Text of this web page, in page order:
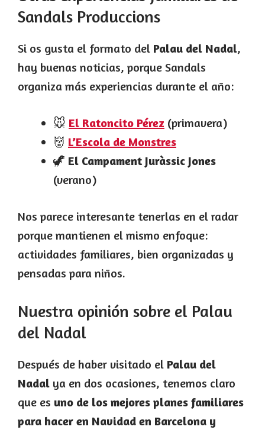
Sandals Produccions
Si os gusta el formato del Palau del Nadal,
hay buenas noticias, porque Sandals
organiza más experiencias durante el año:
🐭 El Ratoncito Pérez (primavera)
👹 L’Escola de Monstres
🦖 El Campament Juràssic Jones
(verano)
Nos parece interesante tenerlas en el radar
porque mantienen el mismo enfoque:
actividades familiares, bien organizadas y
pensadas para niños.
Nuestra opinión sobre el Palau
del Nadal
Después de haber visitado el Palau del
Nadal ya en dos ocasiones, tenemos claro
que es uno de los mejores planes familiares
para hacer en Navidad en Barcelona y